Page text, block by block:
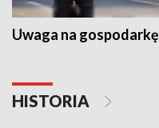
Uwaga na gospodarkę
HISTORIA